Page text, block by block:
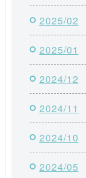
2025/02
2025/01
2024/12
2024/11
2024/10
2024/05